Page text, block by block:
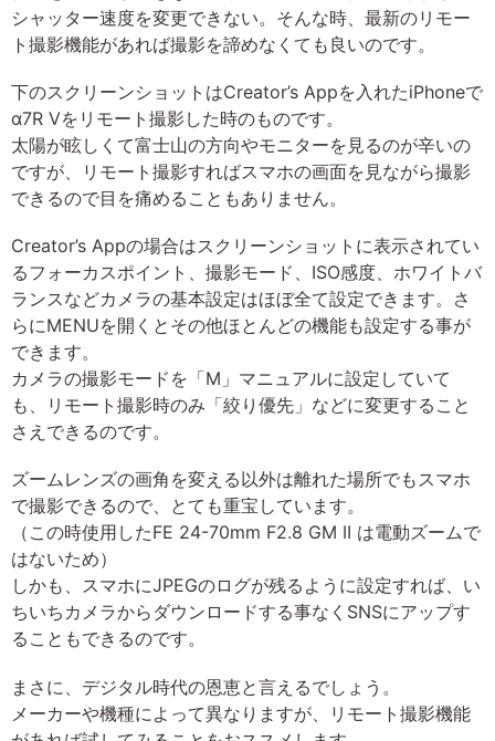
シャッター速度を変更できない。そんな時、最新のリモー
ト撮影機能があれば撮影を諦めなくても良いのです。
下のスクリーンショットはCreator’s Appを入れたiPhoneで
α7R Vをリモート撮影した時のものです。
太陽が眩しくて富士山の方向やモニターを見るのが辛いの
ですが、リモート撮影すればスマホの画面を見ながら撮影
できるので目を痛めることもありません。
Creator’s Appの場合はスクリーンショットに表示されてい
るフォーカスポイント、撮影モード、ISO感度、ホワイトバ
ランスなどカメラの基本設定はほぼ全て設定できます。さ
らにMENUを開くとその他ほとんどの機能も設定する事が
できます。
カメラの撮影モードを「M」マニュアルに設定していて
も、リモート撮影時のみ「絞り優先」などに変更すること
さえできるのです。
ズームレンズの画角を変える以外は離れた場所でもスマホ
で撮影できるので、とても重宝しています。
（この時使用したFE 24-70mm F2.8 GM II は電動ズームで
はないため）
しかも、スマホにJPEGのログが残るように設定すれば、い
ちいちカメラからダウンロードする事なくSNSにアップす
ることもできるのです。
まさに、デジタル時代の恩恵と言えるでしょう。
メーカーや機種によって異なりますが、リモート撮影機能